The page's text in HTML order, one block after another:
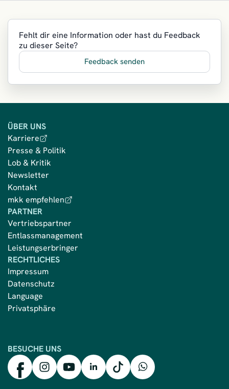
Fehlt dir eine Information oder hast du Feedback
zu dieser Seite?
Feedback senden
BESUCHE UNS
mkk auf Facebook
mkk auf Instagram
mkk auf YouTube
mkk auf LinkedIn
mkk auf TikTokmkk auf WhatsApp
ÜBER UNS
Karriere
Presse & Politik
Lob & Kritik
Newsletter
Kontakt
mkk empfehlen
PARTNER
Vertriebspartner
Entlassmanagement
Leistungserbringer
RECHTLICHES
Impressum
Datenschutz
Language
Privatsphäre